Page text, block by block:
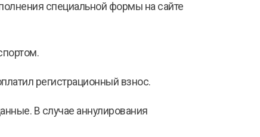
специальной формы на сайте
регистрационный взнос.
В случае аннулирования